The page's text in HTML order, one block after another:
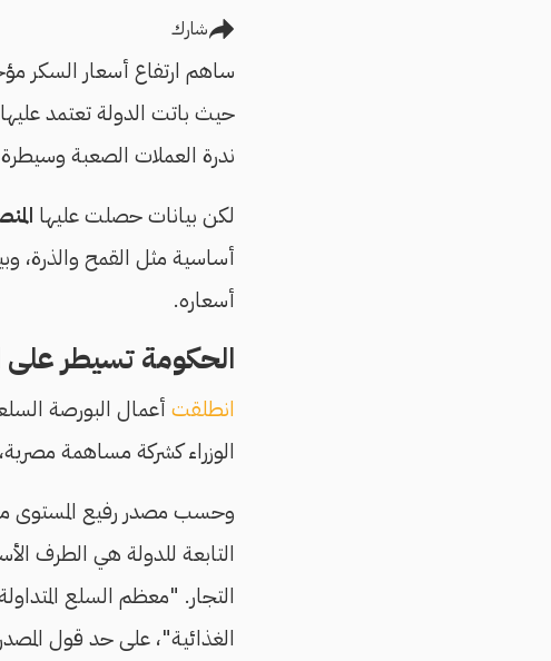
شارك
ساهم ارتفاع أسعار السكر
حيث باتت الدولة تعتمد
ندرة العملات الصعبة
لكن بيانات حصلت عليها
أساسية مثل القمح والذرة،
أسعاره.
الحكومة تسيطر على
انطلقتأعمال البورصة السلعية في نوفمبر/
الوزراء كشركة مساهمة
وحسب مصدر رفيع المستوى
التابعة للدولة هي الطرف
التجار. "معظم السلع
الغذائية"، على حد قول